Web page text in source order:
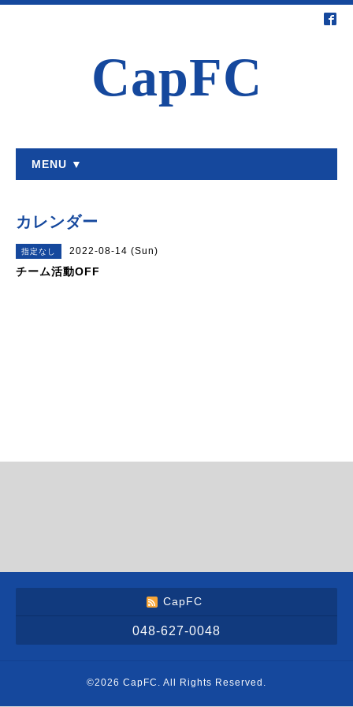
CapFC
MENU ▼
カレンダー
指定なし 2022-08-14 (Sun)
チーム活動OFF
CapFC
048-627-0048
©2026 CapFC . All Rights Reserved.